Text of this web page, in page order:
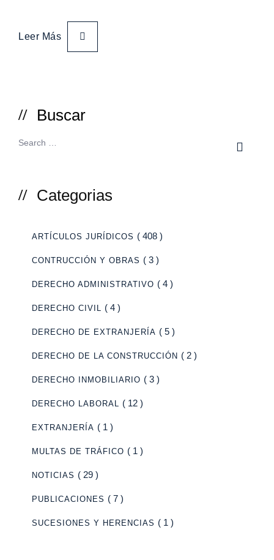
Leer Más
Buscar
Categorias
ARTÍCULOS JURÍDICOS ( 408 )
CONTRUCCIÓN Y OBRAS ( 3 )
DERECHO ADMINISTRATIVO ( 4 )
DERECHO CIVIL ( 4 )
DERECHO DE EXTRANJERÍA ( 5 )
DERECHO DE LA CONSTRUCCIÓN ( 2 )
DERECHO INMOBILIARIO ( 3 )
DERECHO LABORAL ( 12 )
EXTRANJERÍA ( 1 )
MULTAS DE TRÁFICO ( 1 )
NOTICIAS ( 29 )
PUBLICACIONES ( 7 )
SUCESIONES Y HERENCIAS ( 1 )